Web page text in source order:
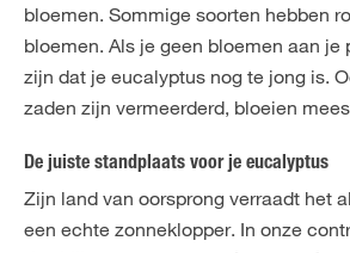
bloemen. Sommige soorten hebben
bloemen. Als je geen bloemen aan je
zijn dat je eucalyptus nog te jong is.
zaden zijn vermeerderd, bloeien
De juiste standplaats voor je eucalyptus
Zijn land van oorsprong verraadt het
een echte zonneklopper. In onze